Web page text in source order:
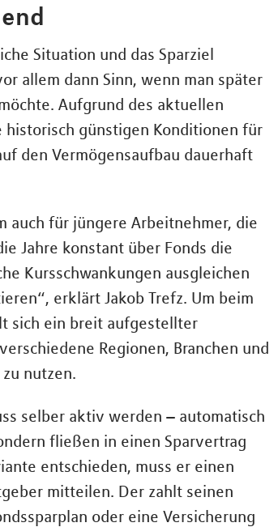
Situation und das Sparziel
allem dann Sinn, wenn man später
Aufgrund des aktuellen
günstigen Konditionen für
den Vermögensaufbau dauerhaft
auch für jüngere Arbeitnehmer, die
Jahre konstant über Fonds die
Kursschwankungen ausgleichen
erklärt Jakob Trefz. Um beim
sich ein breit aufgestellter
Regionen, Branchen und
nutzen.
selber aktiv werden – automatisch
fließen in einen Sparvertrag
entschieden, muss er einen
mitteilen. Der zahlt seinen
oder eine Versicherung